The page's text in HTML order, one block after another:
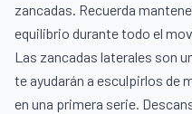
zancadas. Recuerda
equilibrio durante todo el
Las zancadas laterales son
te ayudarán a esculpirlos de
en una primera serie.